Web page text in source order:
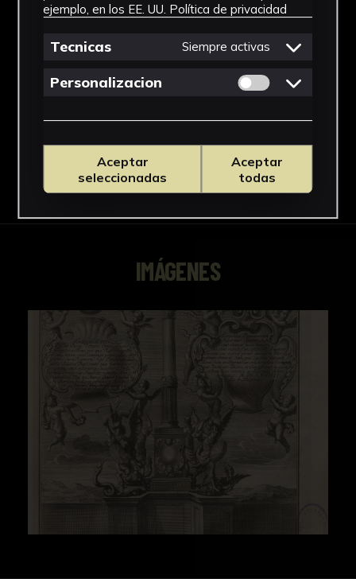
Rococó
Técnica
Ver más
Descargar Ficha
IMÁGENES
ejemplo, en los EE. UU. Política de privacidad
Tecnicas Siempre activas
Personalizacion Permitir cookies
Aceptar
seleccionadas
Aceptar
todas